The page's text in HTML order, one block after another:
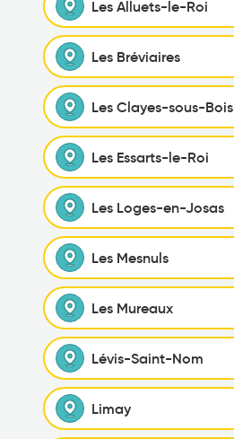
Les Alluets-le-Roi
Les Bréviaires
Les Clayes-sous-Bois
Les Essarts-le-Roi
Les Loges-en-Josas
Les Mesnuls
Les Mureaux
Lévis-Saint-Nom
Limay